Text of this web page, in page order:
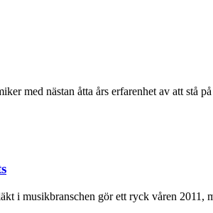
med nästan åtta års erfarenhet av att stå
i musikbranschen gör ett ryck våren